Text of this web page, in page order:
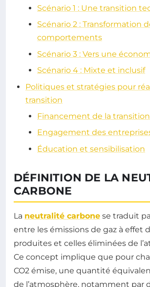
Scénario 1 : Une transition
Scénario 2 : Transformation
comportements
Scénario 3 : Vers une
Scénario 4 : Mixte et inclusif
Politiques et stratégies pour
transition
Financement de la transition
Engagement des
Éducation et sensibilisation
DÉFINITION DE LA
CARBONE
La neutralité carbone se traduit
entre les émissions de gaz à effet
produites et celles éliminées de
Ce concept implique que pour
CO2 émise, une quantité
de l’atmosphère, notamment par